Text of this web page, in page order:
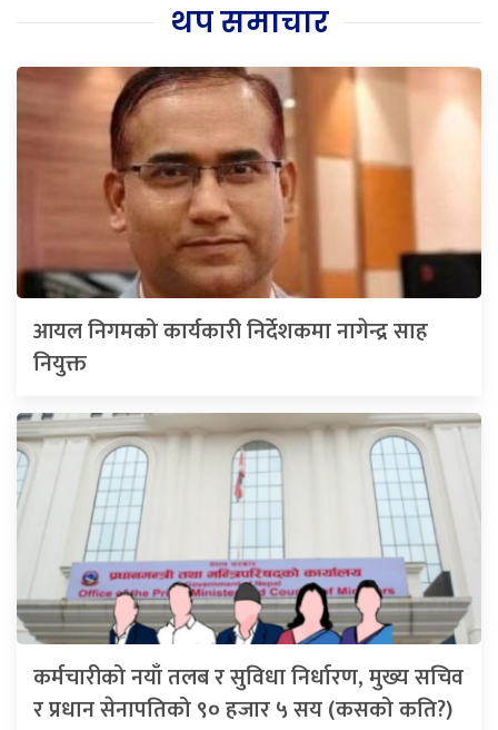
थप समाचार
आयल निगमको कार्यकारी निर्देशकमा नागेन्द्र साह
नियुक्त
कर्मचारीको नयाँ तलब र सुविधा निर्धारण, मुख्य सचिव
र प्रधान सेनापतिको ९० हजार ५ सय (कसको कति?)